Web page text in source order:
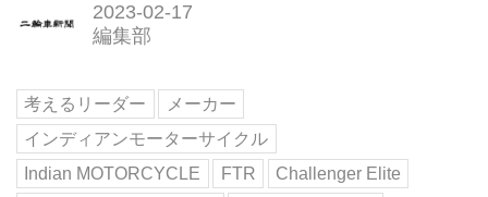
2023-02-17
編集部
考えるリーダー
メーカー
インディアンモーターサイクル
Indian MOTORCYCLE
FTR
Challenger Elite